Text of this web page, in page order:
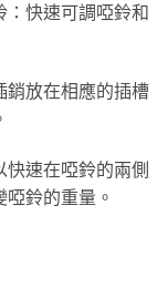
：快速可調啞鈴和
銷放在相應的插槽
速在啞鈴的兩側
鈴的重量。